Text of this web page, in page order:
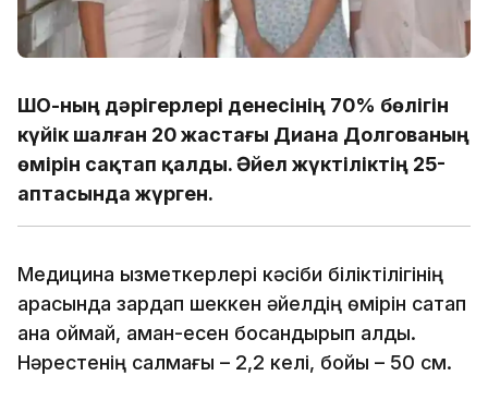
ШҚО-ның дәрігерлері денесінің 70% бөлігін
күйік шалған 20 жастағы Диана Долгованың
өмірін сақтап қалды. Әйел жүктіліктің 25-
аптасында жүрген.
Медицина қызметкерлері кәсіби біліктілігінің
арқасында зардап шеккен әйелдің өмірін сақтап
қана қоймай, аман-есен босандырып алды.
Нәрестенің салмағы – 2,2 келі, бойы – 50 см.